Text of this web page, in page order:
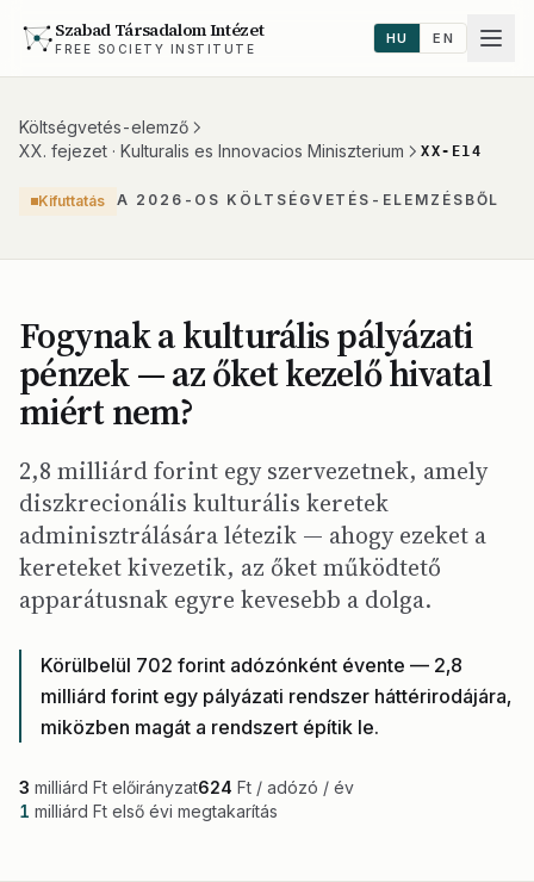
Szabad Társadalom Intézet
FREE SOCIETY INSTITUTE
HU EN
Költségvetés-elemző
XX. fejezet · Kulturalis es Innovacios Miniszterium
XX-E14
Kifuttatás A 2026-OS KÖLTSÉGVETÉS-ELEMZÉSBŐL
Fogynak a kulturális pályázati
pénzek — az őket kezelő hivatal
miért nem?
2,8 milliárd forint egy szervezetnek, amely
diszkrecionális kulturális keretek
adminisztrálására létezik — ahogy ezeket a
kereteket kivezetik, az őket működtető
apparátusnak egyre kevesebb a dolga.
Körülbelül 702 forint adózónként évente — 2,8
milliárd forint egy pályázati rendszer háttérirodájára,
miközben magát a rendszert építik le.
3 milliárd Ft előirányzat624 Ft / adózó / év
1 milliárd Ft első évi megtakarítás